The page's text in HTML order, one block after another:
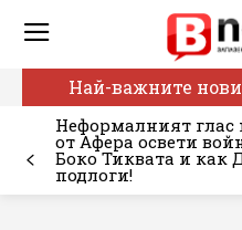
Най-важните
Неформалният
от Афера освети
Боко Тиквата и как
подлоги!